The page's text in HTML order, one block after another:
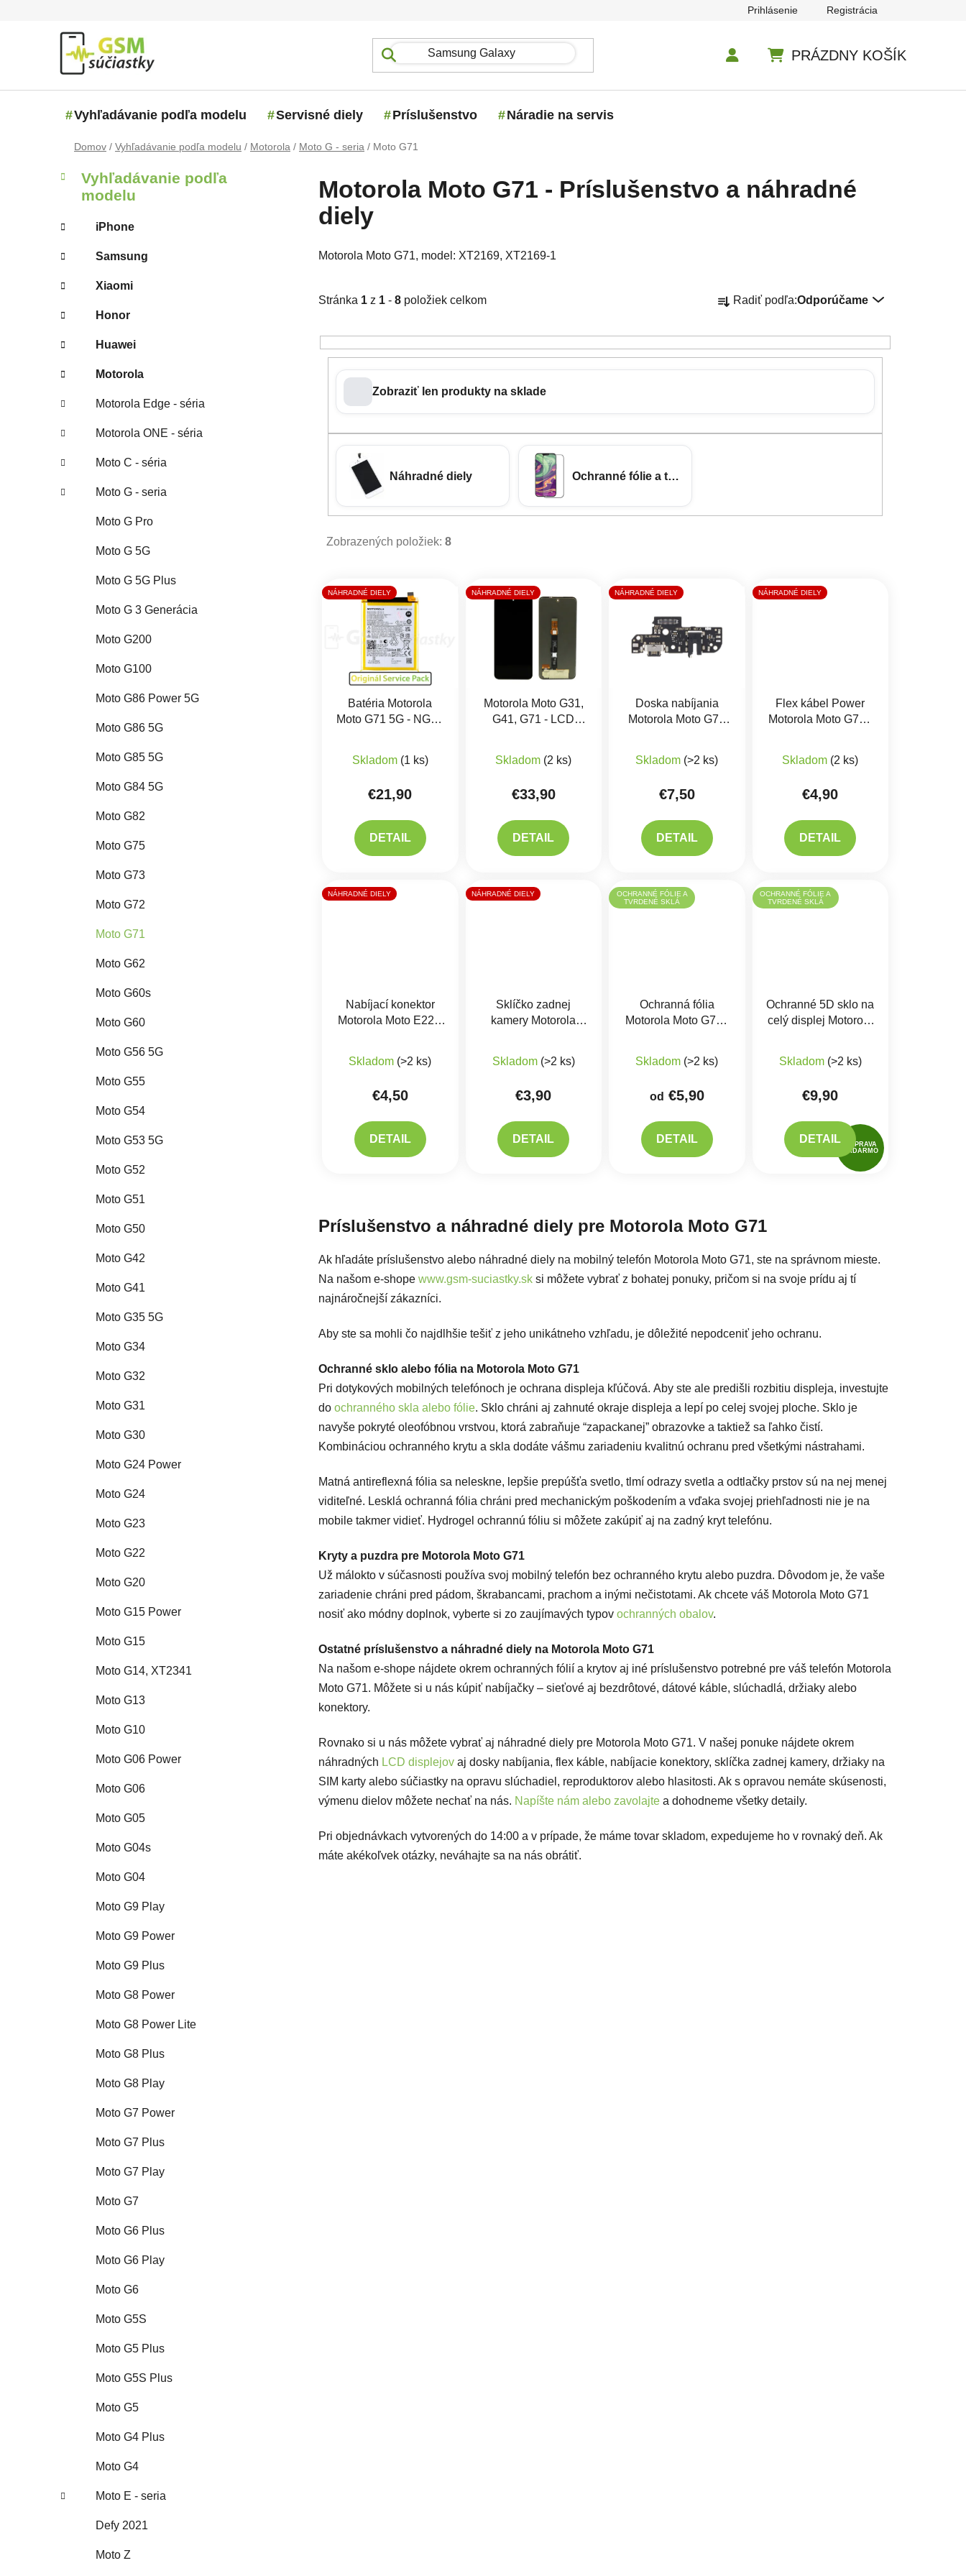
Prihlásenie Registrácia
PRÁZDNY KOŠÍK
Vyhľadávanie podľa modelu Servisné diely Príslušenstvo Náradie na servis
Domov / Vyhľadávanie podľa modelu / Motorola / Moto G - seria / Moto G71
Bočný panel
Kategórie
Vyhľadávanie podľa
modelu
iPhone
Samsung
Xiaomi
Honor
Huawei
Motorola
Motorola Edge - séria
Motorola ONE - séria
Moto C - séria
Moto G - seria
Moto G Pro
Moto G 5G
Moto G 5G Plus
Moto G 3 Generácia
Moto G200
Moto G100
Moto G86 Power 5G
Moto G86 5G
Moto G85 5G
Moto G84 5G
Moto G82
Moto G75
Moto G73
Moto G72
Moto G71
Moto G62
Moto G60s
Moto G60
Moto G56 5G
Moto G55
Moto G54
Moto G53 5G
Moto G52
Moto G51
Moto G50
Moto G42
Moto G41
Moto G35 5G
Moto G34
Moto G32
Moto G31
Moto G30
Moto G24 Power
Moto G24
Moto G23
Moto G22
Moto G20
Moto G15 Power
Moto G15
Moto G14, XT2341
Moto G13
Moto G10
Moto G06 Power
Moto G06
Moto G05
Moto G04s
Moto G04
Moto G9 Play
Moto G9 Power
Moto G9 Plus
Moto G8 Power
Moto G8 Power Lite
Moto G8 Plus
Moto G8 Play
Moto G7 Power
Moto G7 Plus
Moto G7 Play
Moto G7
Moto G6 Plus
Moto G6 Play
Moto G6
Moto G5S
Moto G5 Plus
Moto G5S Plus
Moto G5
Moto G4 Plus
Moto G4
Moto E - seria
Defy 2021
Moto Z
Motorola Moto G71 - Príslušenstvo a náhradné
diely
Motorola Moto G71, model: XT2169, XT2169-1
Stránka 1 z 1 - 8 položiek celkom Radiť podľa:Odporúčame
Zobraziť len produkty na sklade
Náhradné diely Ochranné fólie a tvrdené sklá
Zobrazených položiek: 8
Výpis produktov
NÁHRADNÉ DIELY
Batéria Motorola
Moto G71 5G - NG50
Skladom (1 ks)
€21,90
DETAIL
NÁHRADNÉ DIELY
Motorola Moto G31,
G41, G71 - LCD
Skladom (2 ks)
€33,90
DETAIL
NÁHRADNÉ DIELY
Doska nabíjania
Motorola Moto G71
Skladom (>2 ks)
€7,50
DETAIL
NÁHRADNÉ DIELY
Flex kábel Power
Motorola Moto G71 -
Skladom (2 ks)
€4,90
DETAIL
NÁHRADNÉ DIELY
Nabíjací konektor
Motorola Moto E22s,
Skladom (>2 ks)
€4,50
DETAIL
NÁHRADNÉ DIELY
Sklíčko zadnej
kamery Motorola
Skladom (>2 ks)
€3,90
DETAIL
OCHRANNÉ FÓLIE A
TVRDENÉ SKLÁ
Ochranná fólia
Motorola Moto G71 -
Skladom (>2 ks)
od €5,90
DETAIL
OCHRANNÉ FÓLIE A
TVRDENÉ SKLÁ
DOPRAVA
ZADARMO
Ochranné 5D sklo na
celý displej Motorola
Skladom (>2 ks)
€9,90
DETAIL
Príslušenstvo a náhradné diely pre Motorola Moto G71
Ak hľadáte príslušenstvo alebo náhradné diely na mobilný telefón Motorola Moto G71, ste na správnom mieste.
Na našom e-shope www.gsm-suciastky.sk si môžete vybrať z bohatej ponuky, pričom si na svoje prídu aj tí
najnáročnejší zákazníci.
Aby ste sa mohli čo najdlhšie tešiť z jeho unikátneho vzhľadu, je dôležité nepodceniť jeho ochranu.
Ochranné sklo alebo fólia na Motorola Moto G71
Pri dotykových mobilných telefónoch je ochrana displeja kľúčová. Aby ste ale predišli rozbitiu displeja, investujte
do ochranného skla alebo fólie. Sklo chráni aj zahnuté okraje displeja a lepí po celej svojej ploche. Sklo je
navyše pokryté oleofóbnou vrstvou, ktorá zabraňuje “zapackanej” obrazovke a taktiež sa ľahko čistí.
Kombináciou ochranného krytu a skla dodáte vášmu zariadeniu kvalitnú ochranu pred všetkými nástrahami.
Matná antireflexná fólia sa neleskne, lepšie prepúšťa svetlo, tlmí odrazy svetla a odtlačky prstov sú na nej menej
viditeľné. Lesklá ochranná fólia chráni pred mechanickým poškodením a vďaka svojej priehľadnosti nie je na
mobile takmer vidieť. Hydrogel ochrannú fóliu si môžete zakúpiť aj na zadný kryt telefónu.
Kryty a puzdra pre Motorola Moto G71
Už málokto v súčasnosti používa svoj mobilný telefón bez ochranného krytu alebo puzdra. Dôvodom je, že vaše
zariadenie chráni pred pádom, škrabancami, prachom a inými nečistotami. Ak chcete váš Motorola Moto G71
nosiť ako módny doplnok, vyberte si zo zaujímavých typov ochranných obalov.
Ostatné príslušenstvo a náhradné diely na Motorola Moto G71
Na našom e-shope nájdete okrem ochranných fólií a krytov aj iné príslušenstvo potrebné pre váš telefón Motorola
Moto G71. Môžete si u nás kúpiť nabíjačky – sieťové aj bezdrôtové, dátové káble, slúchadlá, držiaky alebo
konektory.
Rovnako si u nás môžete vybrať aj náhradné diely pre Motorola Moto G71. V našej ponuke nájdete okrem
náhradných LCD displejov aj dosky nabíjania, flex káble, nabíjacie konektory, sklíčka zadnej kamery, držiaky na
SIM karty alebo súčiastky na opravu slúchadiel, reproduktorov alebo hlasitosti. Ak s opravou nemáte skúsenosti,
výmenu dielov môžete nechať na nás. Napíšte nám alebo zavolajte a dohodneme všetky detaily.
Pri objednávkach vytvorených do 14:00 a v prípade, že máme tovar skladom, expedujeme ho v rovnaký deň. Ak
máte akékoľvek otázky, neváhajte sa na nás obrátiť.